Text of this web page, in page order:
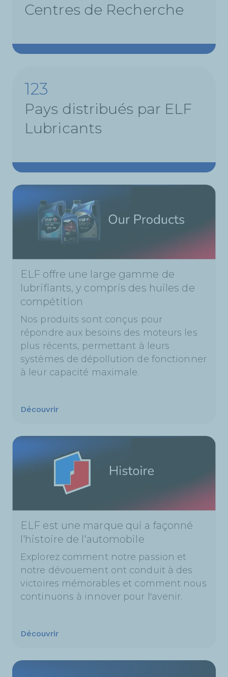
Centres de Recherche
155
Pays distribués par ELF
Lubricants
ELF offre une large gamme de
lubrifiants, y compris des huiles de
compétition
Nos produits sont conçus pour
répondre aux besoins des moteurs les
plus récents, permettant à leurs
systèmes de dépollution de fonctionner
à leur capacité maximale.
Découvrir
ELF est une marque qui a façonné
l'histoire de l'automobile
Explorez comment notre passion et
notre dévouement ont conduit à des
victoires mémorables et comment nous
continuons à innover pour l'avenir.
Découvrir